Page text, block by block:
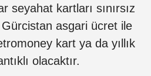
seyahat kartları sınırsız
asgari ücret ile
kart ya da yıllık
olacaktır.